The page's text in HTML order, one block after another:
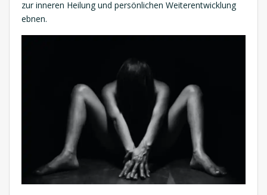
zur inneren Heilung und persönlichen Weiterentwicklung
ebnen.